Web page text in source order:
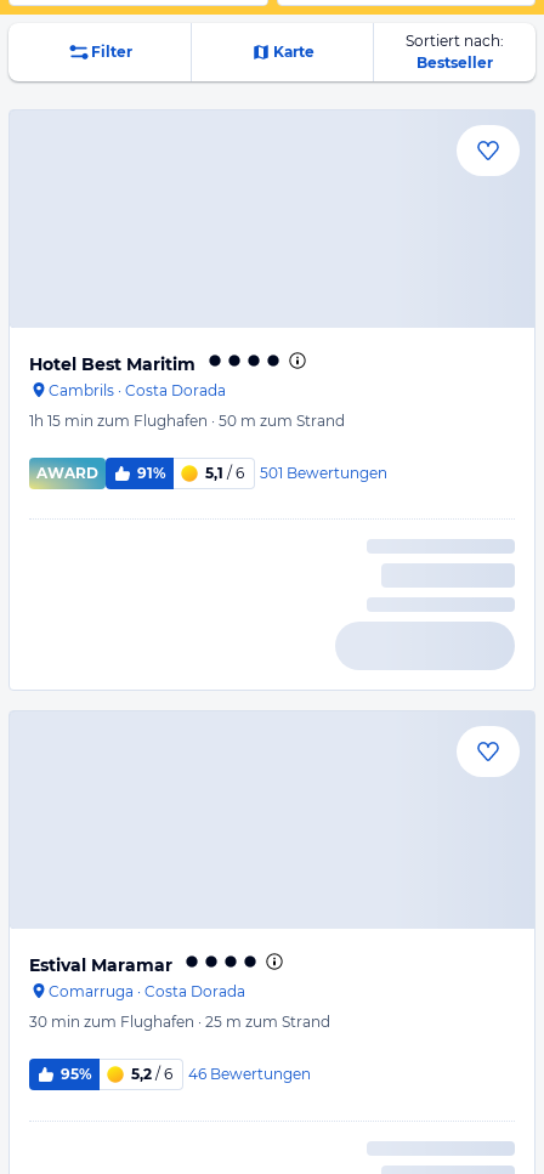
Filter Karte
Sortiert nach:
Bestseller
Hotel Best Maritim
Cambrils · Costa Dorada
1h 15 min zum Flughafen · 50 m zum Strand
AWARD 91% 5,1 / 6 501 Bewertungen
Estival Maramar
Comarruga · Costa Dorada
30 min zum Flughafen · 25 m zum Strand
95% 5,2 / 6 46 Bewertungen